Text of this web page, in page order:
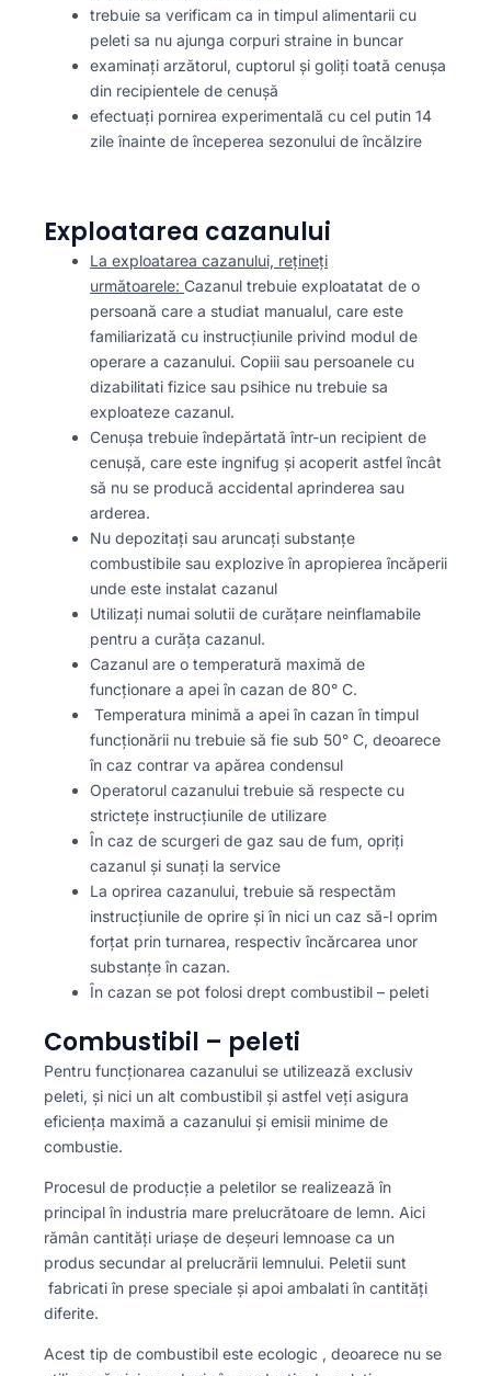
trebuie sa verificam ca in timpul alimentarii cu
peleti sa nu ajunga corpuri straine in buncar
examinați arzătorul, cuptorul și goliți toată cenușa
din recipientele de cenușă
efectuați pornirea experimentală cu cel putin 14
zile înainte de începerea sezonului de încălzire
Exploatarea cazanului
La exploatarea cazanului, rețineți
următoarele: Cazanul trebuie exploatatat de o
persoană care a studiat manualul, care este
familiarizată cu instrucțiunile privind modul de
operare a cazanului. Copiii sau persoanele cu
dizabilitati fizice sau psihice nu trebuie sa
exploateze cazanul.
Cenușa trebuie îndepărtată într-un recipient de
cenușă, care este ingnifug și acoperit astfel încât
să nu se producă accidental aprinderea sau
arderea.
Nu depozitați sau aruncați substanțe
combustibile sau explozive în apropierea încăperii
unde este instalat cazanul
Utilizați numai solutii de curățare neinflamabile
pentru a curăța cazanul.
Cazanul are o temperatură maximă de
funcționare a apei în cazan de 80° C.
Temperatura minimă a apei în cazan în timpul
funcționării nu trebuie să fie sub 50° C, deoarece
în caz contrar va apărea condensul
Operatorul cazanului trebuie să respecte cu
strictețe instrucțiunile de utilizare
În caz de scurgeri de gaz sau de fum, opriți
cazanul și sunați la service
La oprirea cazanului, trebuie să respectăm
instrucțiunile de oprire și în nici un caz să-l oprim
forțat prin turnarea, respectiv încărcarea unor
substanțe în cazan.
În cazan se pot folosi drept combustibil – peleti
Combustibil – peleti
Pentru funcționarea cazanului se utilizează exclusiv
peleti, și nici un alt combustibil și astfel veți asigura
eficiența maximă a cazanului și emisii minime de
combustie.
Procesul de producție a peletilor se realizează în
principal în industria mare prelucrătoare de lemn. Aici
rămân cantități uriașe de deșeuri lemnoase ca un
produs secundar al prelucrării lemnului. Peletii sunt
fabricati în prese speciale și apoi ambalati în cantități
diferite.
Acest tip de combustibil este ecologic , deoarece nu se